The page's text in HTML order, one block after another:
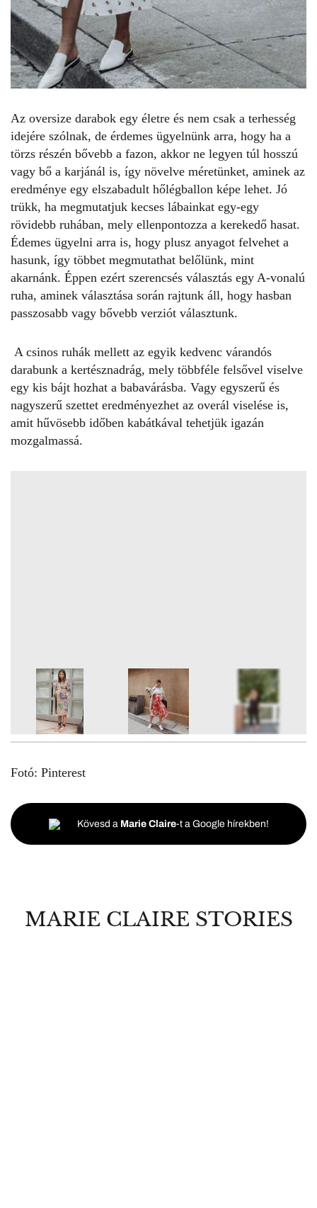
Az oversize darabok egy életre és nem csak a terhesség
idejére szólnak, de érdemes ügyelnünk arra, hogy ha a
törzs részén bővebb a fazon, akkor ne legyen túl hosszú
vagy bő a karjánál is, így növelve méretünket, aminek az
eredménye egy elszabadult hőlégballon képe lehet. Jó
trükk, ha megmutatjuk kecses lábainkat egy-egy
rövidebb ruhában, mely ellenpontozza a kerekedő hasat.
Édemes ügyelni arra is, hogy plusz anyagot felvehet a
hasunk, így többet megmutathat belőlünk, mint
akarnánk. Éppen ezért szerencsés választás egy A-vonalú
ruha, aminek választása során rajtunk áll, hogy hasban
passzosabb vagy bővebb verziót választunk.
A csinos ruhák mellett az egyik kedvenc várandós
darabunk a kertésznadrág, mely többféle felsővel viselve
egy kis bájt hozhat a babavárásba. Vagy egyszerű és
nagyszerű szettet eredményezhet az overál viselése is,
amit hűvösebb időben kabátkával tehetjük igazán
mozgalmassá.
Fotó: Pinterest
Kövesd a Marie Claire-t a Google hírekben!
MARIE CLAIRE STORIES